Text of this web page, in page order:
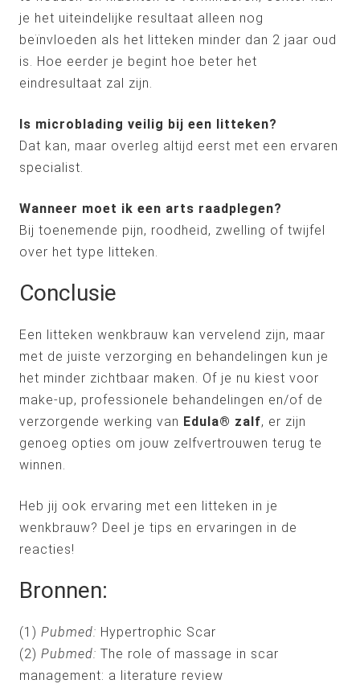
je het uiteindelijke resultaat alleen nog
beïnvloeden als het litteken minder dan 2 jaar oud
is. Hoe eerder je begint hoe beter het
eindresultaat zal zijn.
Is microblading veilig bij een litteken?
Dat kan, maar overleg altijd eerst met een ervaren
specialist.
Wanneer moet ik een arts raadplegen?
Bij toenemende pijn, roodheid, zwelling of twijfel
over het type litteken.
Conclusie
Een litteken wenkbrauw kan vervelend zijn, maar
met de juiste verzorging en behandelingen kun je
het minder zichtbaar maken. Of je nu kiest voor
make-up, professionele behandelingen en/of de
verzorgende werking van Edula® zalf, er zijn
genoeg opties om jouw zelfvertrouwen terug te
winnen.
Heb jij ook ervaring met een litteken in je
wenkbrauw? Deel je tips en ervaringen in de
reacties!
Bronnen:
(1) Pubmed: Hypertrophic Scar
(2) Pubmed: The role of massage in scar
management: a literature review